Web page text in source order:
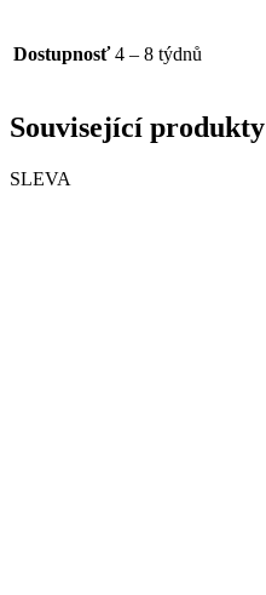
Dostupnosť 4 – 8 týdnů
Související produkty
SLEVA